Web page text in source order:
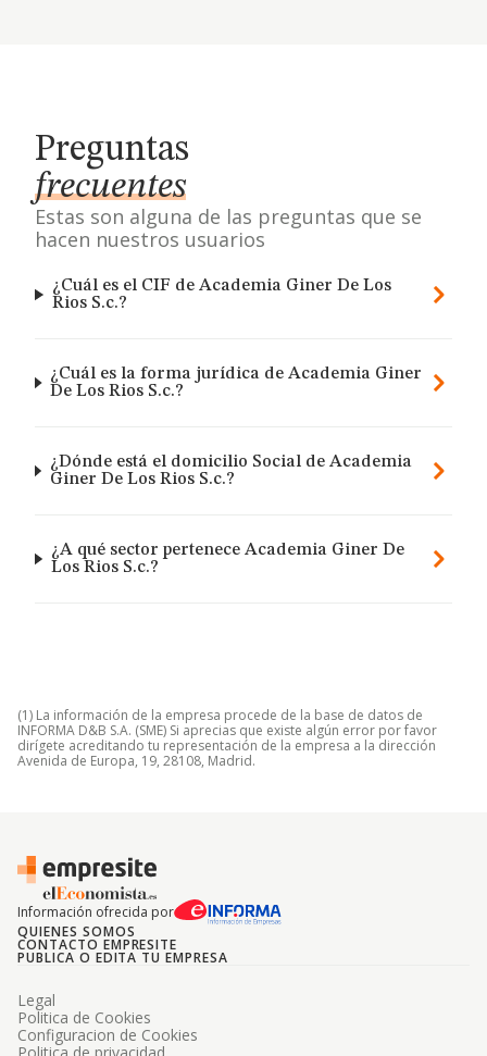
Preguntas
frecuentes
Estas son alguna de las preguntas que se
hacen nuestros usuarios
¿Cuál es el CIF de Academia Giner De Los
Rios S.c.?
¿Cuál es la forma jurídica de Academia Giner
De Los Rios S.c.?
¿Dónde está el domicilio Social de Academia
Giner De Los Rios S.c.?
¿A qué sector pertenece Academia Giner De
Los Rios S.c.?
(1) La información de la empresa procede de la base de datos de
INFORMA D&B S.A. (SME) Si aprecias que existe algún error por favor
dirígete acreditando tu representación de la empresa a la dirección
Avenida de Europa, 19, 28108, Madrid.
Información ofrecida por
QUIENES SOMOS
CONTACTO EMPRESITE
PUBLICA O EDITA TU EMPRESA
Legal
Politica de Cookies
Configuracion de Cookies